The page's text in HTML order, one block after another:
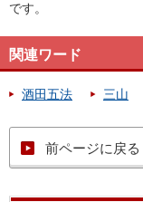
です。
関連ワード
酒田五法 三山
前ページに戻る